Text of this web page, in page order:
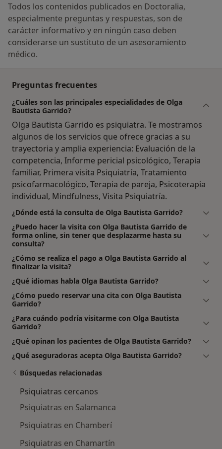
Todos los contenidos publicados en Doctoralia,
especialmente preguntas y respuestas, son de
carácter informativo y en ningún caso deben
considerarse un sustituto de un asesoramiento
médico.
Preguntas frecuentes
¿Cuáles son las principales especialidades de Olga
Bautista Garrido?
Olga Bautista Garrido es psiquiatra. Te mostramos
algunos de los servicios que ofrece gracias a su
trayectoria y amplia experiencia: Evaluación de la
competencia, Informe pericial psicológico, Terapia
familiar, Primera visita Psiquiatría, Tratamiento
psicofarmacológico, Terapia de pareja, Psicoterapia
individual, Mindfulness, Visita Psiquiatría.
¿Dónde está la consulta de Olga Bautista Garrido?
¿Puedo hacer la visita con Olga Bautista Garrido de
forma online, sin tener que desplazarme hasta su
consulta?
¿Cómo se realiza el pago a Olga Bautista Garrido al
finalizar la visita?
¿Qué idiomas habla Olga Bautista Garrido?
¿Cómo puedo reservar una cita con Olga Bautista
Garrido?
¿Para cuándo podría visitarme con Olga Bautista
Garrido?
¿Qué opinan los pacientes de Olga Bautista Garrido?
¿Qué aseguradoras acepta Olga Bautista Garrido?
Búsquedas relacionadas
Psiquiatras cercanos
Psiquiatras en Salamanca
Psiquiatras en Chamberí
Psiquiatras en Chamartín